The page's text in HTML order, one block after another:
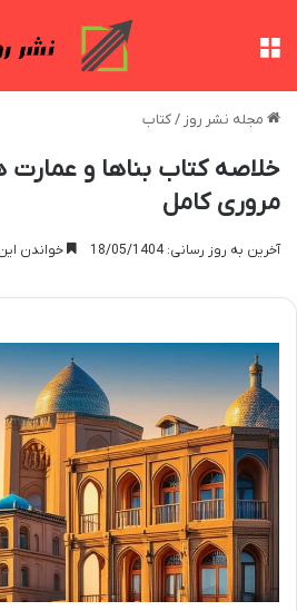
مجله نشر روز /کتاب
خلاصه کتاب بناها و عمارت
مروری کامل
آخرین به روز رسانی: 18/05/1404 خواندن این مطلب 11